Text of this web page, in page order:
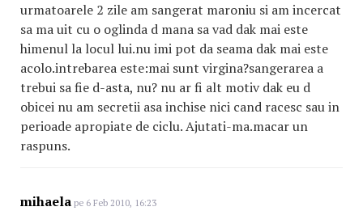
urmatoarele 2 zile am sangerat maroniu si am incercat
sa ma uit cu o oglinda d mana sa vad dak mai este
himenul la locul lui.nu imi pot da seama dak mai este
acolo.intrebarea este:mai sunt virgina?sangerarea a
trebui sa fie d-asta, nu? nu ar fi alt motiv dak eu d
obicei nu am secretii asa inchise nici cand racesc sau in
perioade apropiate de ciclu. Ajutati-ma.macar un
raspuns.
mihaela pe 6 Feb 2010, 16:23